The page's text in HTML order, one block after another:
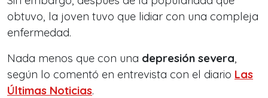
obtuvo, la joven tuvo que lidiar con una compleja
enfermedad.
Nada menos que con una depresión severa
según lo comentó en entrevista con el diario Las
Últimas Noticias.